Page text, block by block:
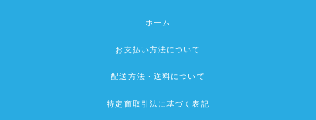
ホーム
お支払い方法について
配送方法・送料について
特定商取引法に基づく表記